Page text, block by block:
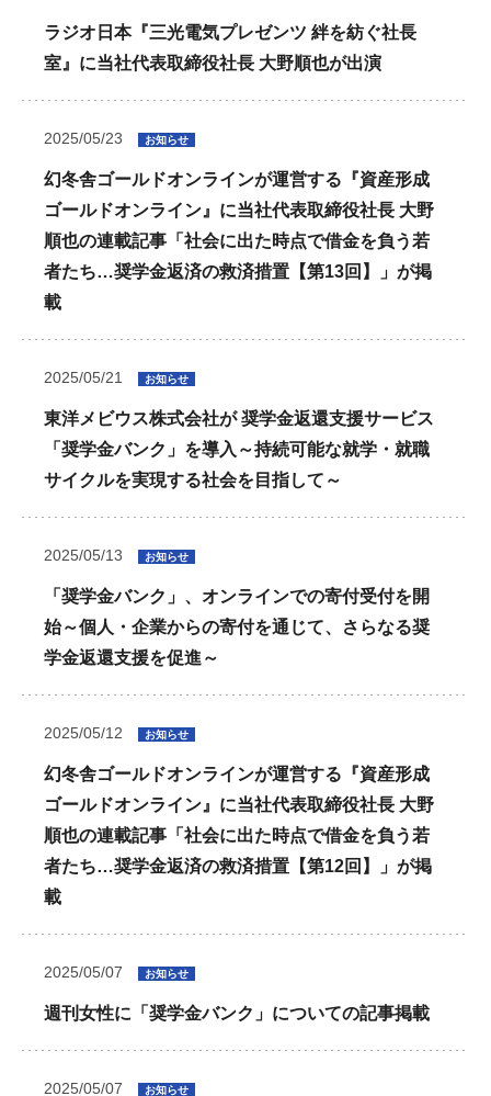
ラジオ日本『三光電気プレゼンツ 絆を紡ぐ社長
室』に当社代表取締役社長 大野順也が出演
2025/05/23 お知らせ
幻冬舎ゴールドオンラインが運営する『資産形成
ゴールドオンライン』に当社代表取締役社長 大野
順也の連載記事「社会に出た時点で借金を負う若
者たち…奨学金返済の救済措置【第13回】」が掲
載
2025/05/21 お知らせ
東洋メビウス株式会社が 奨学金返還支援サービス
「奨学金バンク」を導入～持続可能な就学・就職
サイクルを実現する社会を目指して～
2025/05/13 お知らせ
「奨学金バンク」、オンラインでの寄付受付を開
始～個人・企業からの寄付を通じて、さらなる奨
学金返還支援を促進～
2025/05/12 お知らせ
幻冬舎ゴールドオンラインが運営する『資産形成
ゴールドオンライン』に当社代表取締役社長 大野
順也の連載記事「社会に出た時点で借金を負う若
者たち…奨学金返済の救済措置【第12回】」が掲
載
2025/05/07 お知らせ
週刊女性に「奨学金バンク」についての記事掲載
2025/05/07 お知らせ